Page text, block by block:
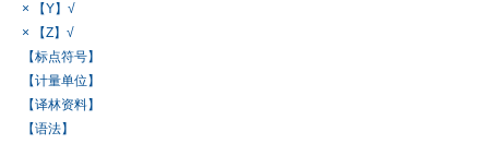
× 【Y】√
× 【Z】√
【标点符号】
【计量单位】
【译林资料】
【语法】